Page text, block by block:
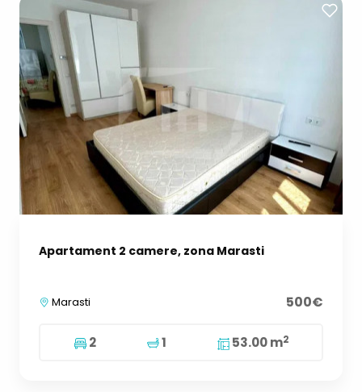
Apartament 2 camere, zona Marasti
Marasti 500€
2 1 53.00 m2